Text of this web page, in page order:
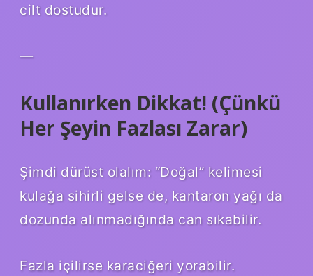
cilt dostudur.
—
Kullanırken Dikkat! (Çünkü
Her Şeyin Fazlası Zarar)
Şimdi dürüst olalım: “Doğal” kelimesi
kulağa sihirli gelse de, kantaron yağı da
dozunda alınmadığında can sıkabilir.
Fazla içilirse karaciğeri yorabilir.